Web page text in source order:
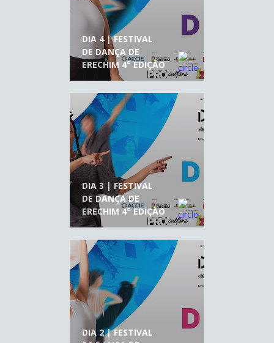
DIA 4 | FESTIVAL
DE DANÇA DE
ERECHIM 4° EDIÇÃO
DIA 3 | FESTIVAL
DE DANÇA DE
ERECHIM 4° EDIÇÃO
DIA 2 | FESTIVAL